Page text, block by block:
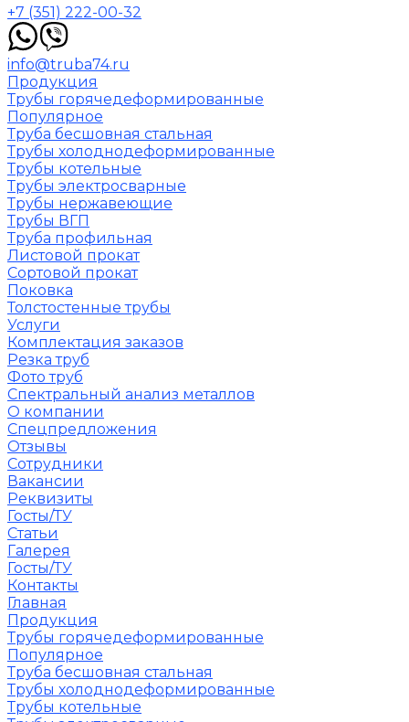
+7 (351) 222-00-32
info@truba74.ru
Продукция
Трубы горячедеформированные
Популярное
Труба бесшовная стальная
Трубы холоднодеформированные
Трубы котельные
Трубы электросварные
Трубы нержавеющие
Трубы ВГП
Труба профильная
Листовой прокат
Сортовой прокат
Поковка
Толстостенные трубы
Услуги
Комплектация заказов
Резка труб
Фото труб
Спектральный анализ металлов
О компании
Спецпредложения
Отзывы
Сотрудники
Вакансии
Реквизиты
Госты/ТУ
Статьи
Галерея
Госты/ТУ
Контакты
Главная
Продукция
Трубы горячедеформированные
Популярное
Труба бесшовная стальная
Трубы холоднодеформированные
Трубы котельные